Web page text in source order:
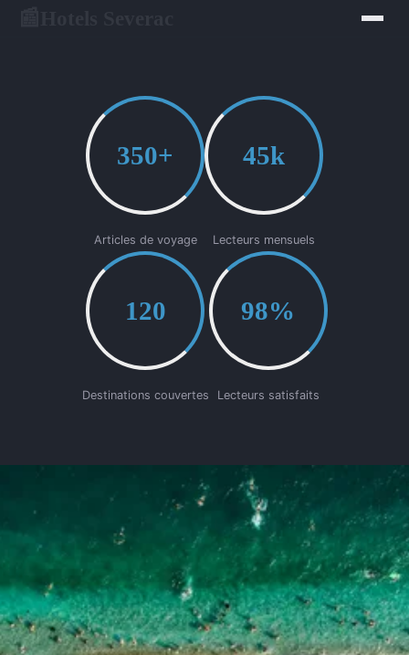
350+
Articles de voyage
45k
Lecteurs mensuels
120
Destinations couvertes
98%
Lecteurs satisfaits